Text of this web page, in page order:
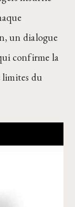
un dialogue
confirme la
limites du